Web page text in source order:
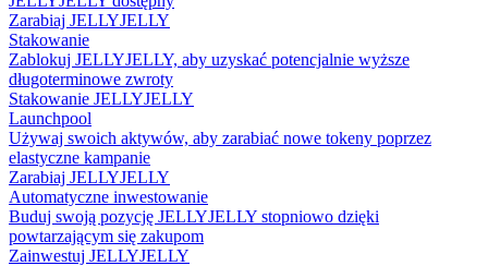
Zarabiaj JELLYJELLY
Stakowanie
Zablokuj JELLYJELLY, aby uzyskać potencjalnie wyższe
długoterminowe zwroty
Stakowanie JELLYJELLY
Launchpool
Używaj swoich aktywów, aby zarabiać nowe tokeny poprzez
elastyczne kampanie
Zarabiaj JELLYJELLY
Automatyczne inwestowanie
Buduj swoją pozycję JELLYJELLY stopniowo dzięki
powtarzającym się zakupom
Zainwestuj JELLYJELLY